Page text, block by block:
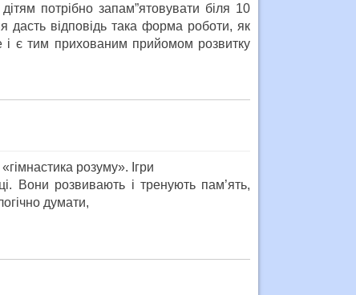
потрібно запам”ятовувати біля 10
дасть відповідь така форма роботи, як
є тим прихованим прийомом розвитку
розуму». Ігри
Вони розвивають і тренують пам’ять,
думати,